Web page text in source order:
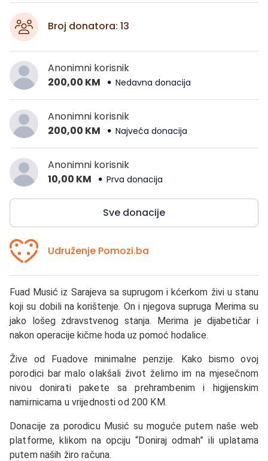
Broj donatora: 13
Anonimni korisnik
200,00 KM
Nedavna donacija
Anonimni korisnik
200,00 KM
Najveća donacija
Anonimni korisnik
10,00 KM
Prva donacija
Sve donacije
Udruženje Pomozi.ba
Fuad Musić iz Sarajeva sa suprugom i kćerkom živi u stanu
koji su dobili na korištenje. On i njegova supruga Merima su
jako lošeg zdravstvenog stanja. Merima je dijabetičar i
nakon operacije kičme hoda uz pomoć hodalice.
Žive od Fuadove minimalne penzije. Kako bismo ovoj
porodici bar malo olakšali život želimo im na mjesečnom
nivou donirati pakete sa prehrambenim i higijenskim
namirnicama u vrijednosti od 200 KM.
Donacije za porodicu Musić su moguće putem naše web
platforme, klikom na opciju “Doniraj odmah” ili uplatama
putem naših žiro računa.